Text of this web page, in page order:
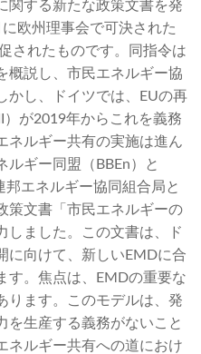
関する新たな政策文書を発
欧州理事会で可決された
されたものです。同指令は
概説し、市民エネルギー協
かし、ドイツでは、EUの再
が2019年からこれを義務
ネルギー共有の実施は進ん
ルギー同盟（BBEn）と
邦エネルギー協同組合局と
策文書「市民エネルギーの
しました。この文書は、ド
に向けて、新しいEMDに合
す。焦点は、EMDの重要な
ります。このモデルは、発
を生産する義務がないこと
ネルギー共有への道におけ